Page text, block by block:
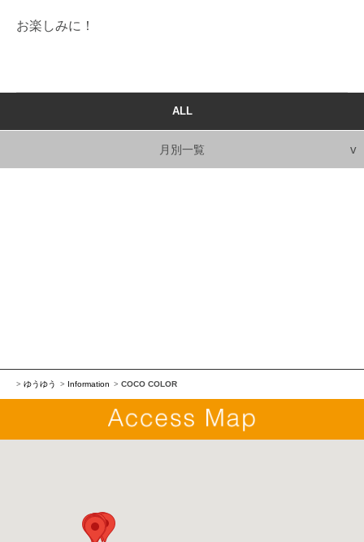
お楽しみに！
ALL
月別一覧
ゆうゆう Information COCO COLOR